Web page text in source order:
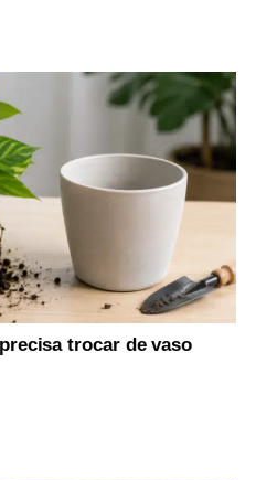
trocar de vaso